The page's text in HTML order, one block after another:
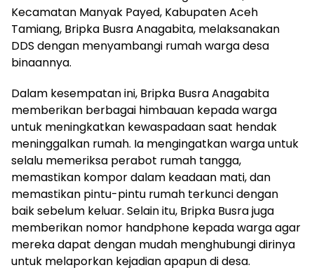
Kecamatan Manyak Payed, Kabupaten Aceh
Tamiang, Bripka Busra Anagabita, melaksanakan
DDS dengan menyambangi rumah warga desa
binaannya.
Dalam kesempatan ini, Bripka Busra Anagabita
memberikan berbagai himbauan kepada warga
untuk meningkatkan kewaspadaan saat hendak
meninggalkan rumah. Ia mengingatkan warga untuk
selalu memeriksa perabot rumah tangga,
memastikan kompor dalam keadaan mati, dan
memastikan pintu-pintu rumah terkunci dengan
baik sebelum keluar. Selain itu, Bripka Busra juga
memberikan nomor handphone kepada warga agar
mereka dapat dengan mudah menghubungi dirinya
untuk melaporkan kejadian apapun di desa.